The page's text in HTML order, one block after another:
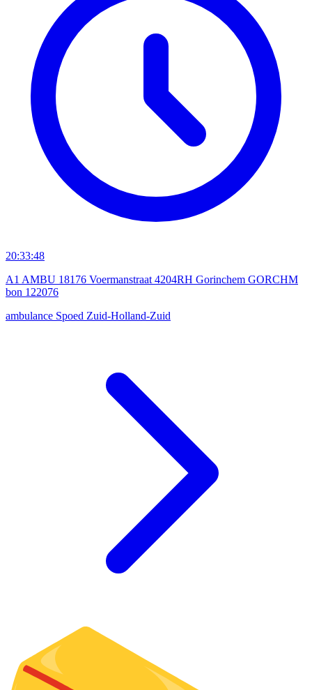
20:33:48
A1 AMBU 18176 Voermanstraat 4204RH Gorinchem GORCHM
bon 122076
ambulance Spoed Zuid-Holland-Zuid